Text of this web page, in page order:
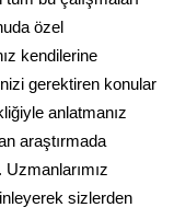
özel
kendilerine
gerektiren konular
anlatmanız
araştırmada
Uzmanlarımız
sizlerden